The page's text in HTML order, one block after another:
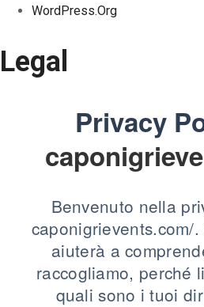
WordPress.org
Legal
Privacy
Benvenuto nella
caponigrievents.com/
aiuterà a
raccogliamo, perché
quali sono i tuoi